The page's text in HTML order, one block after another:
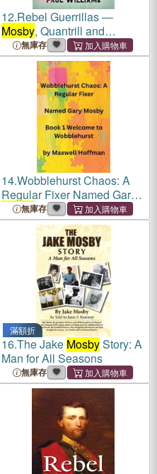
12.Rebel Guerrillas ―
Mosby, Quantrill and
Anderson
無庫存
14.Wobblehurst Chaos: A
Regular Fixer Named Gary
MosbyBook 1 Welcome to
Wobblehurst
無庫存
滿額折
16.The Jake MosbyStory: A
Man for All Seasons
無庫存